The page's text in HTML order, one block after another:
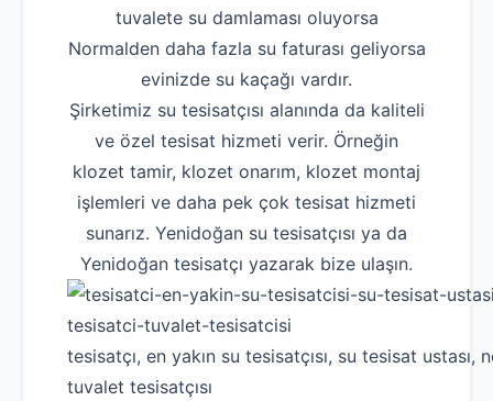
tuvalete su damlaması oluyorsa
Normalden daha fazla su faturası geliyorsa
evinizde su kaçağı vardır.
Şirketimiz su tesisatçısı alanında da kaliteli
ve özel tesisat hizmeti verir. Örneğin
klozet tamir, klozet onarım, klozet montaj
işlemleri ve daha pek çok tesisat hizmeti
sunarız. Yenidoğan su tesisatçısı ya da
Yenidoğan tesisatçı yazarak bize ulaşın.
tesisatçı, en yakın su tesisatçısı, su tesisat
tuvalet tesisatçısı